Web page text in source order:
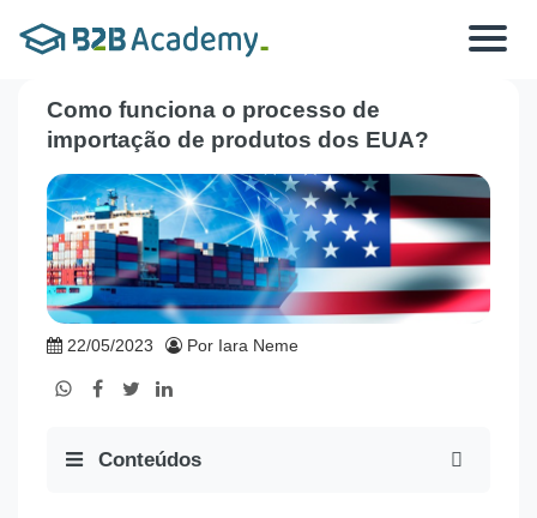
Toggle
Como funciona o processo de
importação de produtos dos EUA?
22/05/2023 Por Iara Neme
Conteúdos